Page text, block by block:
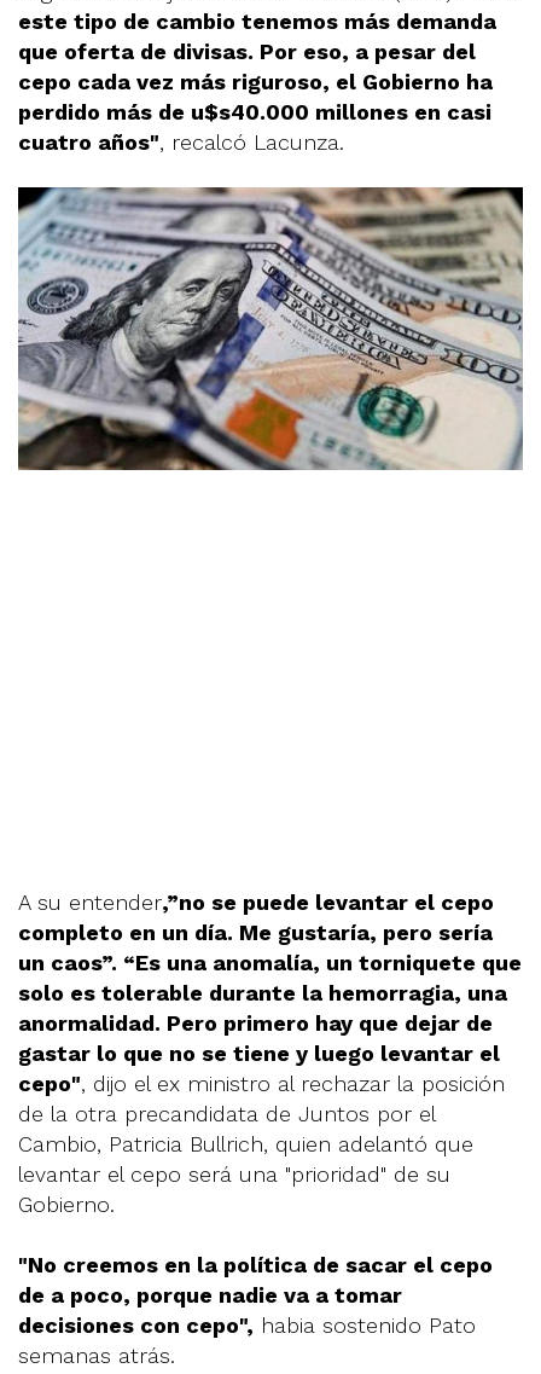
este tipo de cambio tenemos más demanda
que oferta de divisas. Por eso, a pesar del
cepo cada vez más riguroso, el Gobierno ha
perdido más de u$s40.000 millones en casi
cuatro años", recalcó Lacunza.
A su entender,”no se puede levantar el cepo
completo en un día. Me gustaría, pero sería
un caos”. “Es una anomalía, un torniquete que
solo es tolerable durante la hemorragia, una
anormalidad. Pero primero hay que dejar de
gastar lo que no se tiene y luego levantar el
cepo", dijo el ex ministro al rechazar la posición
de la otra precandidata de Juntos por el
Cambio, Patricia Bullrich, quien adelantó que
levantar el cepo será una "prioridad" de su
Gobierno.
"No creemos en la política de sacar el cepo
de a poco, porque nadie va a tomar
decisiones con cepo", habia sostenido Pato
semanas atrás.